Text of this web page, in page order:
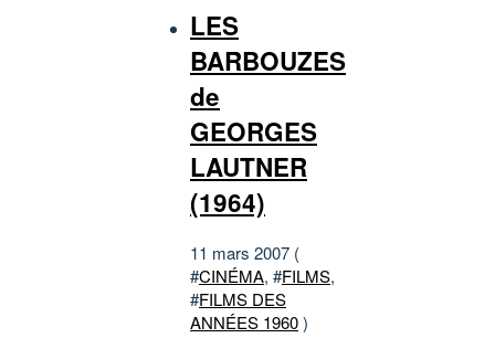
LES
BARBOUZES
de
GEORGES
LAUTNER
(1964)
11 mars 2007 (
#CINÉMA, #FILMS,
#FILMS DES
ANNÉES 1960)